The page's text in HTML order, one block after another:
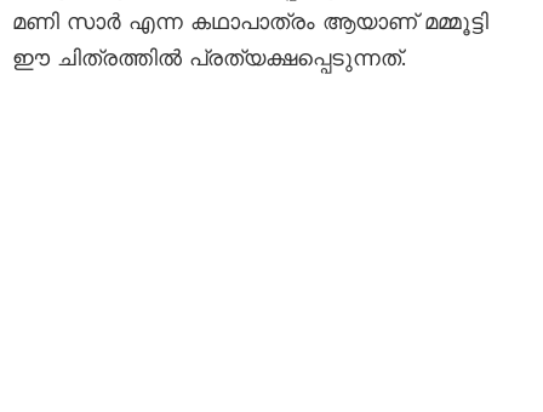
മണി സാർ എന്ന കഥാപാത്രം ആയാണ് മമ്മൂട്ടി
ഈ ചിത്രത്തിൽ പ്രത്യക്ഷപ്പെടുന്നത്.